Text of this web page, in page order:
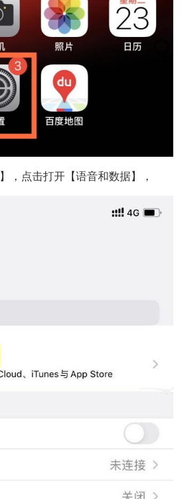
】，点击打开【语音和数据】，